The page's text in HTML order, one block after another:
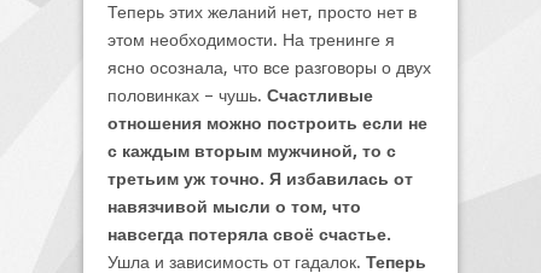
Теперь этих желаний нет, просто нет в
этом необходимости. На тренинге я
ясно осознала, что все разговоры о двух
половинках – чушь. Счастливые
отношения можно построить если не
с каждым вторым мужчиной, то с
третьим уж точно. Я избавилась от
навязчивой мысли о том, что
навсегда потеряла своё счастье.
Ушла и зависимость от гадалок. Теперь